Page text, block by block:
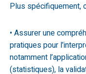
Plus spécifiquement,
• Assurer une
pratiques pour
notamment
(statistiques), la